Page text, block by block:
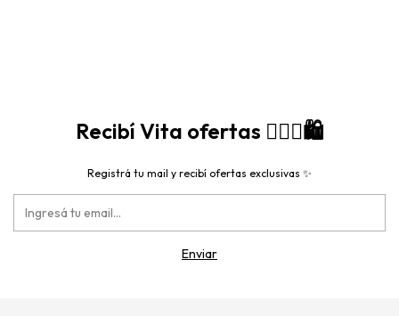
Recibí Vita ofertas 🙋🏻‍♀️🛍️
Registrá tu mail y recibí ofertas exclusivas ✨